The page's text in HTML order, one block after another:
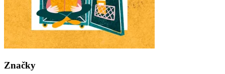
Značky